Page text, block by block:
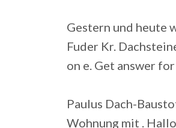
Gestern und heute
Fuder Kr.
on e. Get answer
Paulus Dach-
Wohnung mit .